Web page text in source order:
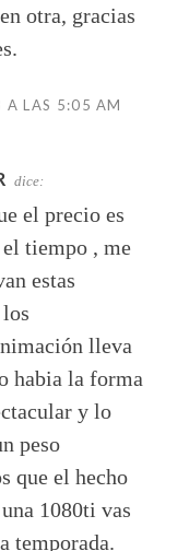
otra, gracias
A LAS 5:05 AM
dice:
el precio es
tiempo , me
estas
lleva
habia la forma
y lo
peso
que el hecho
1080ti vas
temporada.